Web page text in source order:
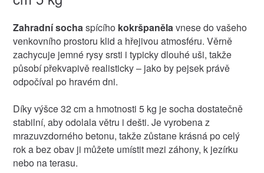
Zahradní sochaspícího kokršpanělavnese do vašeho
venkovního prostoru klid a hřejivou atmosféru. Věrně
zachycuje jemné rysy srsti i typicky dlouhé uši, takže
působí překvapivě realisticky – jako by pejsek právě
odpočíval po hravém dni.
Díky výšce 32 cm a hmotnosti 5 kg je socha dostatečně
stabilní, aby odolala větru i dešti. Je vyrobena z
mrazuvzdorného betonu, takže zůstane krásná po celý
rok a bez obav ji můžete umístit mezi záhony, k jezírku
nebo na terasu.